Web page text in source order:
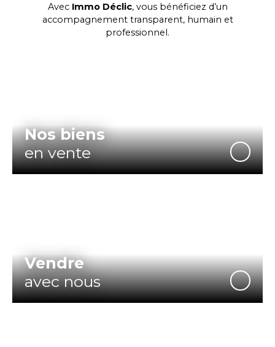
Avec Immo Déclic, vous bénéficiez d’un
accompagnement transparent, humain et
professionnel.
Nos biens
en vente
Vendre
avec nous